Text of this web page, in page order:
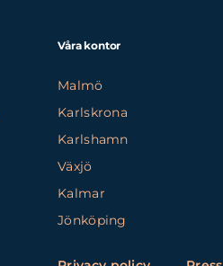
Våra kontor
Malmö
Karlskrona
Karlshamn
Växjö
Kalmar
Jönköping